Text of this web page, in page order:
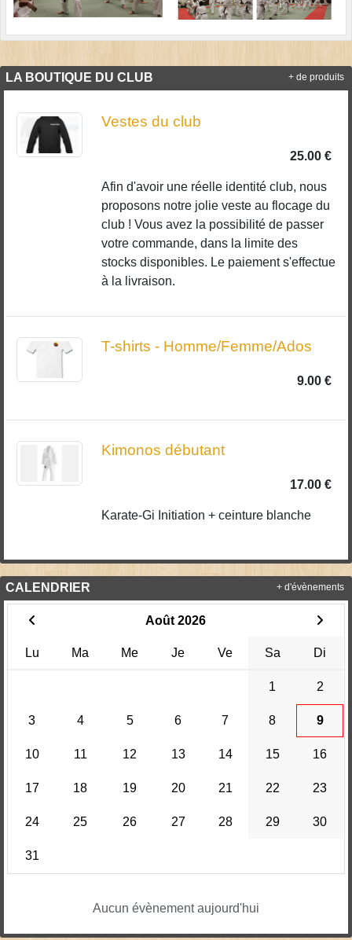
LA BOUTIQUE DU CLUB
Vestes du club
25.00 €
Afin d'avoir une réelle identité club, nous
proposons notre jolie veste au flocage du
club ! Vous avez la possibilité de passer
votre commande, dans la limite des
stocks disponibles. Le paiement s'effectue
à la livraison.
T-shirts - Homme/Femme/Ados
9.00 €
Kimonos débutant
17.00 €
Karate-Gi Initiation + ceinture blanche
+ de produits
CALENDRIER
Août 2026
Lu Ma Me Je Ve Sa Di
1 2
3 4 5 6 7 8 9
10 11 12 13 14 15 16
17 18 19 20 21 22 23
24 25 26 27 28 29 30
31
Aucun évènement aujourd'hui
+ d'évènements